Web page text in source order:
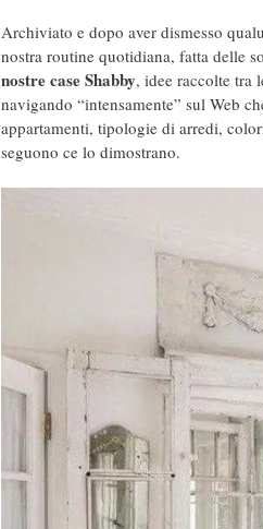
Archiviato e dopo aver dismesso
nostra routine quotidiana, fatta delle
nostre case Shabby, idee raccolte tra
navigando “intensamente” sul Web
appartamenti, tipologie di arredi,
seguono ce lo dimostrano.